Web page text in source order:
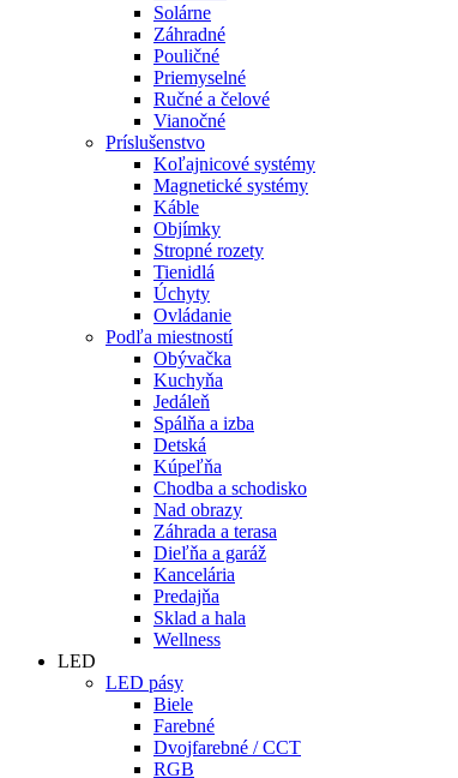
Solárne
Záhradné
Pouličné
Priemyselné
Ručné a čelové
Vianočné
Príslušenstvo
Koľajnicové systémy
Magnetické systémy
Káble
Objímky
Stropné rozety
Tienidlá
Úchyty
Ovládanie
Podľa miestností
Obývačka
Kuchyňa
Jedáleň
Spálňa a izba
Detská
Kúpeľňa
Chodba a schodisko
Nad obrazy
Záhrada a terasa
Dieľňa a garáž
Kancelária
Predajňa
Sklad a hala
Wellness
LED
LED pásy
Biele
Farebné
Dvojfarebné / CCT
RGB